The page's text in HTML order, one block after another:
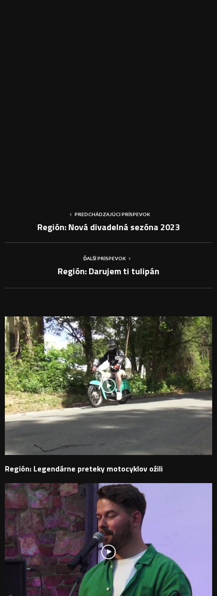
PREDCHÁDZAJÚCI PRÍSPEVOK
Región: Nová divadelná sezóna 2023
ĎALŠÍ PRÍSPEVOK
Región: Darujem ti tulipán
Región: Legendárne preteky motocyklov ožili